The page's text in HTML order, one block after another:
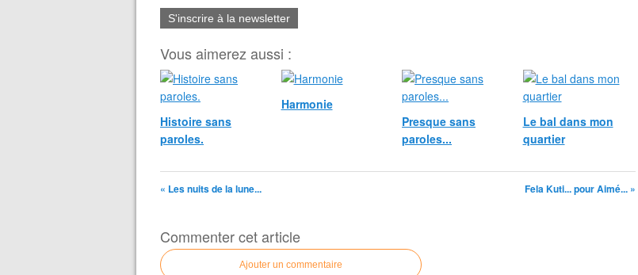
S'inscrire à la newsletter
Vous aimerez aussi :
Histoire sans
paroles.
Harmonie
Presque sans
paroles...
Le bal dans mon
quartier
« Les nuits de la lune... Fela Kuti... pour Aimé... »
Commenter cet article
Ajouter un commentaire